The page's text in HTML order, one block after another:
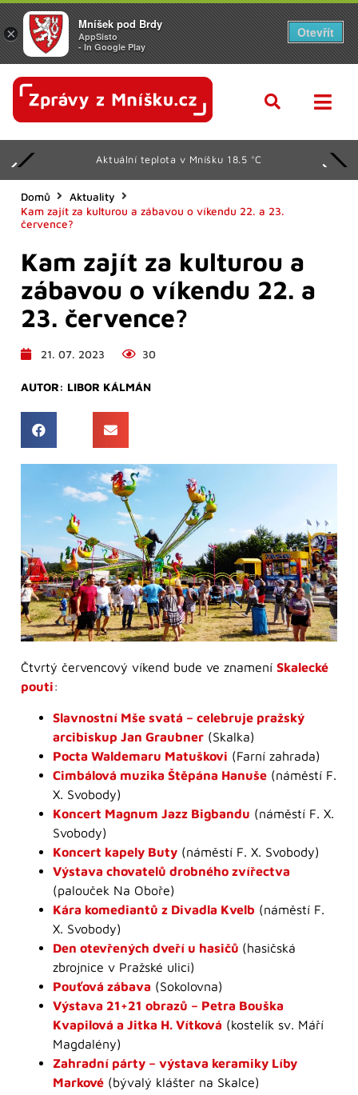
Aktuální teplota v Mníšku 18.5 °C
Domů
Aktuality
Kam zajít za kulturou a zábavou o víkendu 22. a 23.
července?
Kam zajít za kulturou a
zábavou o víkendu 22. a
23. července?
21. 07. 2023 30
AUTOR: LIBOR KÁLMÁN
Čtvrtý červencový víkend bude ve znamení Skalecké
pouti:
Slavnostní Mše svatá – celebruje pražský
arcibiskup Jan Graubner (Skalka)
Pocta Waldemaru Matuškovi (Farní zahrada)
Cimbálová muzika Štěpána Hanuše (náměstí F.
X. Svobody)
Koncert Magnum Jazz Bigbandu (náměstí F. X.
Svobody)
Koncert kapely Buty (náměstí F. X. Svobody)
Výstava chovatelů drobného zvířectva
(palouček Na Oboře)
Kára komediantů z Divadla Kvelb (náměstí F.
X. Svobody)
Den otevřených dveří u hasičů (hasičská
zbrojnice v Pražské ulici)
Pouťová zábava (Sokolovna)
Výstava 21+21 obrazů – Petra Bouška
Kvapilová a Jitka H. Vítková (kostelík sv. Máří
Magdalény)
Zahradní párty – výstava keramiky Líby
Markové (bývalý klášter na Skalce)
×
Mníšek pod Brdy
AppSisto
- In Google Play
Otevřít